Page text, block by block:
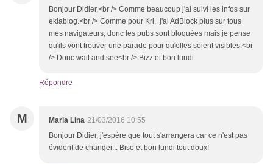
Bonjour Didier,<br /> Comme beaucoup j'ai suivi les infos sur
eklablog.<br /> Comme pour Kri, j'ai AdBlock plus sur tous
mes navigateurs, donc les pubs sont bloquées mais je pense
qu'ils vont trouver une parade pour qu'elles soient visibles.<br
/> Donc wait and see<br /> Bizz et bon lundi
Répondre
M Maria Lina 21/03/2016 10:55
Bonjour Didier, j'espère que tout s'arrangera car ce n'est pas
évident de changer... Bise et bon lundi tout doux!